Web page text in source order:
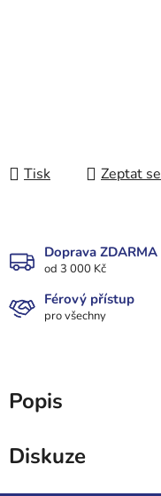
Tisk Zeptat se
Doprava ZDARMA
od 3 000 Kč
Férový přístup
pro všechny
Popis
Diskuze